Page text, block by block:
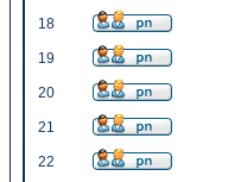
18
19
20
21
22